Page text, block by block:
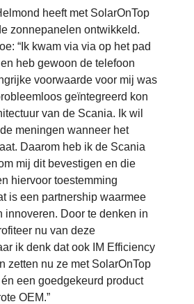
heeft met SolarOnTop
zonnepanelen ontwikkeld.
“Ik kwam via via op het pad
heb gewoon de telefoon
voorwaarde voor mij was
geïntegreerd kon
van de Scania. Ik wil
meningen wanneer het
Daarom heb ik de Scania
mij dit bevestigen en die
hiervoor toestemming
is een partnership waarmee
innoveren. Door te denken in
nu van deze
ik denk dat ook IM Efficiency
zetten nu ze met SolarOnTop
een goedgekeurd product
OEM.”